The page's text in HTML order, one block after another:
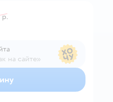
р.
на сайте»